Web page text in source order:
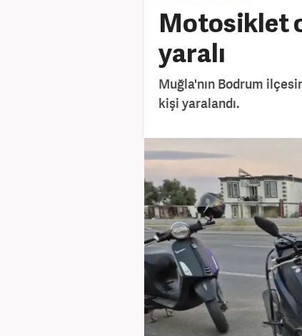
Motosiklet
yaralı
Muğla'nın Bodrum
kişi yaralandı.